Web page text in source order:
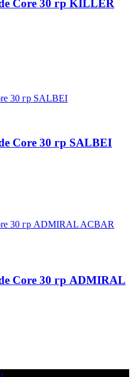
Core 30 гр KILLER
Core 30 гр SALBEI
Core 30 гр ADMIRAL